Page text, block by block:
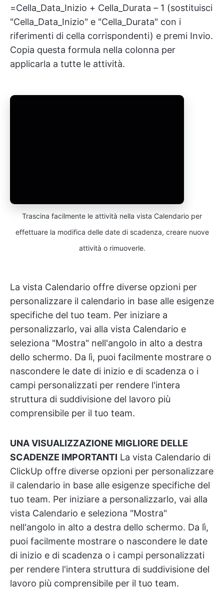
=Cella_Data_Inizio + Cella_Durata – 1 (sostituisci
"Cella_Data_Inizio" e "Cella_Durata" con i
riferimenti di cella corrispondenti) e premi Invio.
Copia questa formula nella colonna per
applicarla a tutte le attività.
Trascina facilmente le attività nella vista Calendario per
effettuare la modifica delle date di scadenza, creare nuove
attività o rimuoverle.
La vista Calendario offre diverse opzioni per
personalizzare il calendario in base alle esigenze
specifiche del tuo team. Per iniziare a
personalizzarlo, vai alla vista Calendario e
seleziona "Mostra" nell'angolo in alto a destra
dello schermo. Da lì, puoi facilmente mostrare o
nascondere le date di inizio e di scadenza o i
campi personalizzati per rendere l'intera
struttura di suddivisione del lavoro più
comprensibile per il tuo team.
UNA VISUALIZZAZIONE MIGLIORE DELLE
SCADENZE IMPORTANTI La vista Calendario di
ClickUp offre diverse opzioni per personalizzare
il calendario in base alle esigenze specifiche del
tuo team. Per iniziare a personalizzarlo, vai alla
vista Calendario e seleziona "Mostra"
nell'angolo in alto a destra dello schermo. Da lì,
puoi facilmente mostrare o nascondere le date
di inizio e di scadenza o i campi personalizzati
per rendere l'intera struttura di suddivisione del
lavoro più comprensibile per il tuo team.